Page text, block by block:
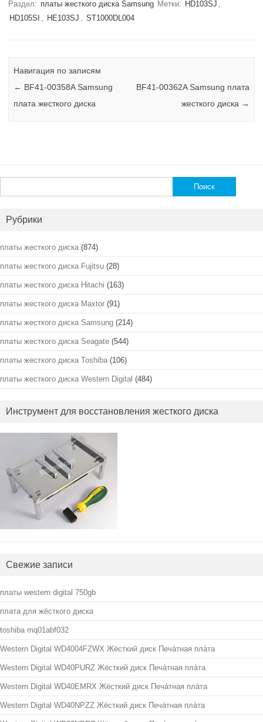
Раздел: платы жесткого диска Samsung Метки: HD103SJ ,
HD105SI , HE103SJ , ST1000DL004
Навигация по записям
← BF41-00358A Samsung
плата жесткого диска
BF41-00362A Samsung плата
жесткого диска →
Рубрики
платы жесткого диска (874)
платы жесткого диска Fujitsu (28)
платы жесткого диска Hitachi (163)
платы жесткого диска Maxtor (91)
платы жесткого диска Samsung (214)
платы жесткого диска Seagate (544)
платы жесткого диска Toshiba (106)
платы жесткого диска Western Digital (484)
Инструмент для восстановления жесткого диска
Свежие записи
платы western digital 750gb
плата для жёсткого диска
toshiba mq01abf032
Western Digital WD4004FZWX Жёсткий диск Печа́тная пла́та
Western Digital WD40PURZ Жёсткий диск Печа́тная пла́та
Western Digital WD40EMRX Жёсткий диск Печа́тная пла́та
Western Digital WD40NPZZ Жёсткий диск Печа́тная пла́та